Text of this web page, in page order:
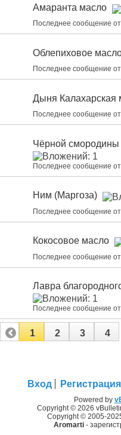
Амаранта масло
Последнее сообщение от
Облепиховое
Последнее сообщение от
Дыня Калахарская
Последнее сообщение от
Чёрной
Последнее сообщение от
Ним (Маргоза)
Последнее сообщение от
Кокосовое масло
Последнее сообщение от
Лавра
Последнее сообщение от
1 2 3 4
Вход Регистрация
Powered by
Copyright © 2026
Copyright © 2005-
Aromarti-